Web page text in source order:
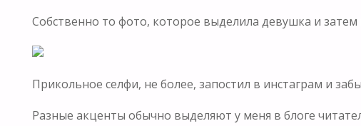
Собственно то фото, которое выделила девушка и затем
Прикольное селфи, не более, запостил в инстаграм и
Разные акценты обычно выделяют у меня в блоге